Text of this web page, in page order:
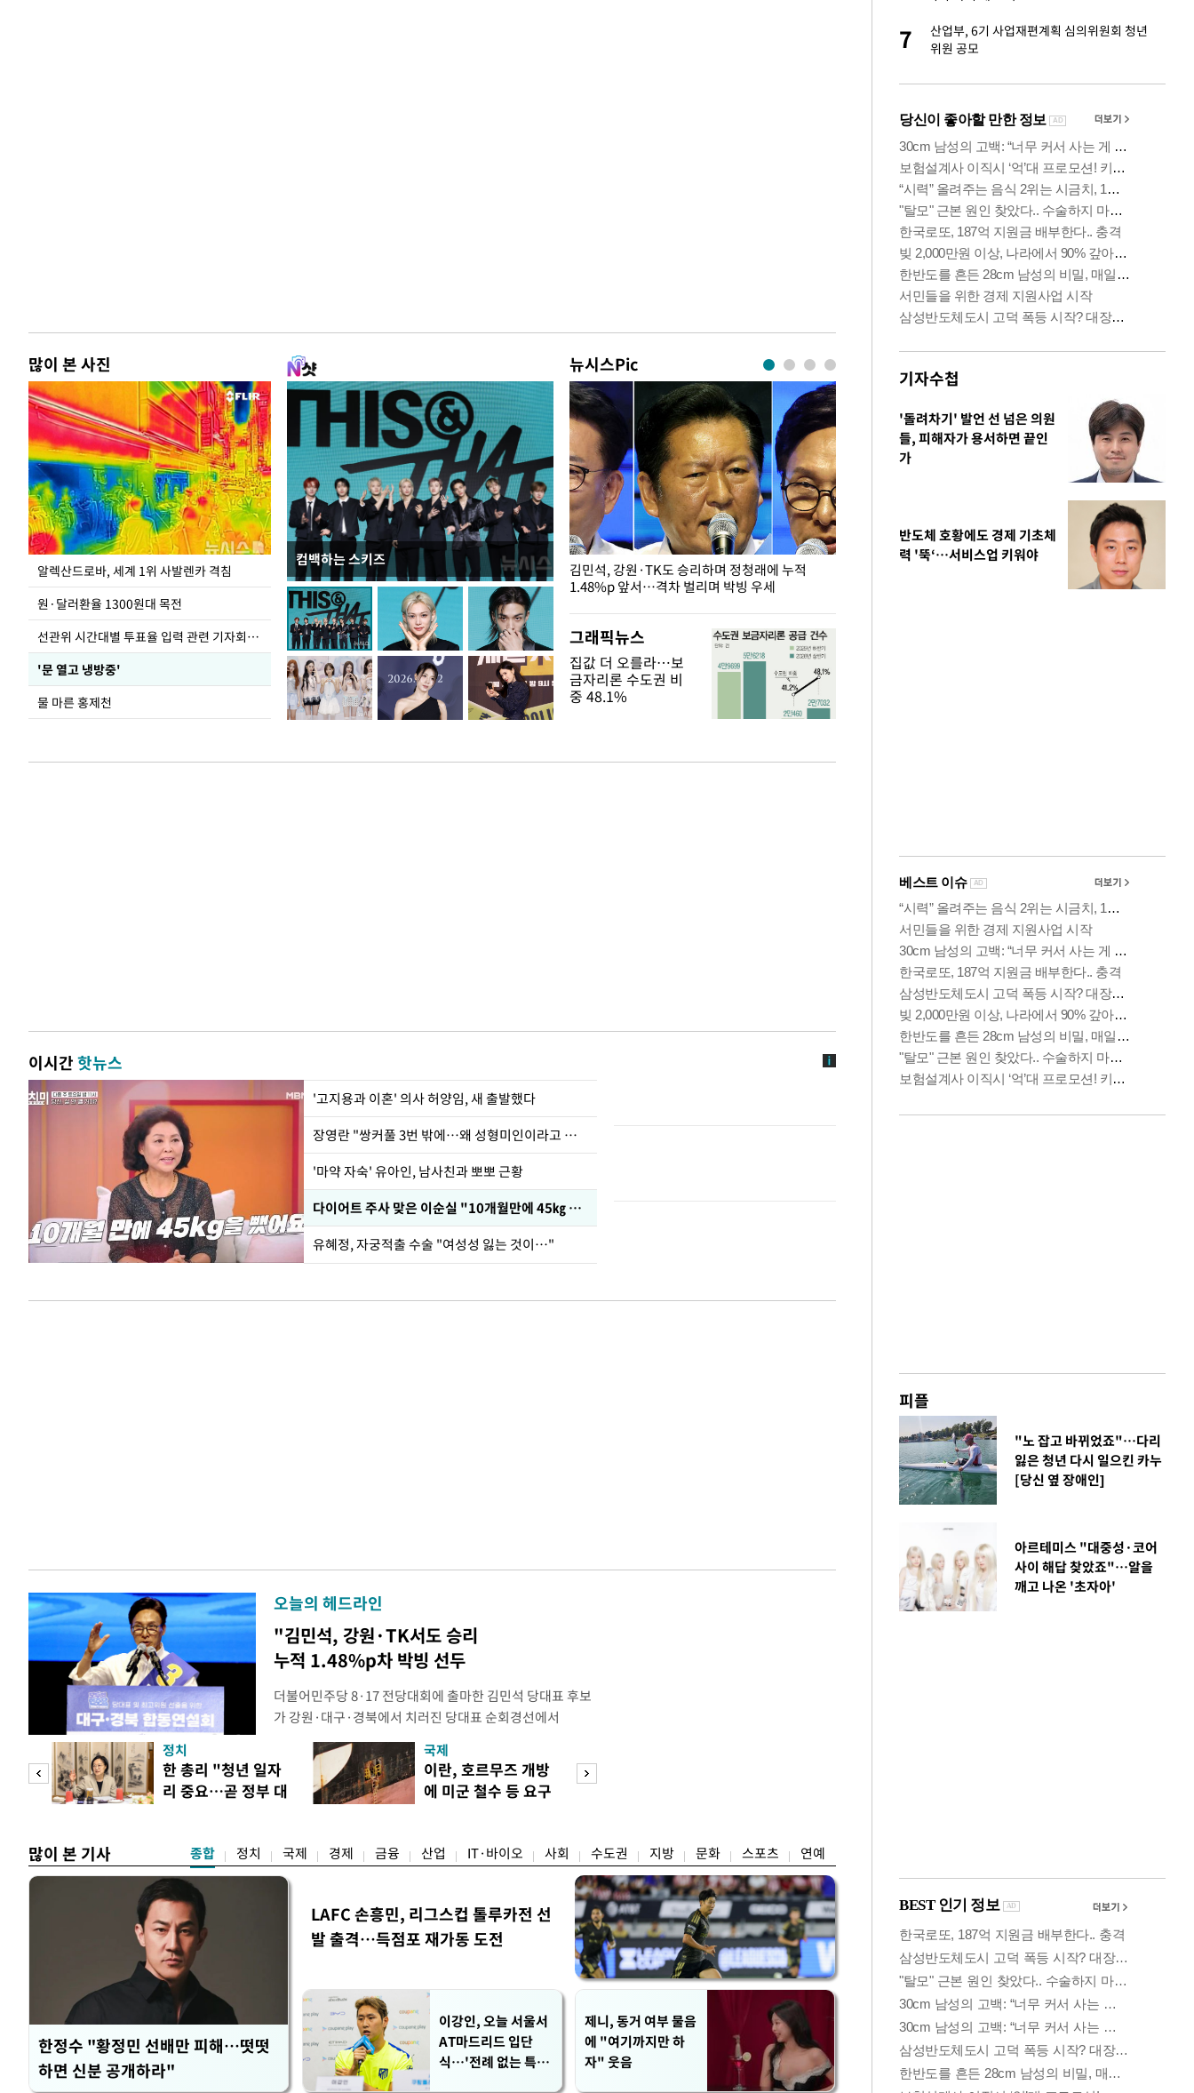
많이 본 사진
알렉산드로바, 세계 1위 사발렌카 격침
원·달러환율 1300원대 목전
선관위 시간대별 투표율 입력 관련 기자회견하는 주진우 의원
'문 열고 냉방중'
물 마른 홍제천
컴백하는 스키즈
뉴시스Pic
극한 폭염에 바닥 드러난 홍제천…물고기 떼죽음
도
김민석, 강원·TK도 승리하며 정청래에 누적
1.48%p 앞서…격차 벌리며 박빙 우세
용산·강남·서초 유휴부지까지…세제 이은 '영끌'폭염 속 주말 풍
그래픽뉴스
집값 더 오를라…보
금자리론 수도권 비
중 48.1%
이시간핫뉴스
'고지용과 이혼' 의사 허양임, 새 출발했다
장영란 "쌍커풀 3번 밖에…왜 성형미인이라고 하냐"
'마약 자숙' 유아인, 남사친과 뽀뽀 근황
다이어트 주사 맞은 이순실 "10개월만에 45㎏ 감량"
유혜정, 자궁적출 수술 "여성성 잃는 것이…"
오늘의 헤드라인
"김민석, 강원·TK서도 승리
누적 1.48%p차 박빙 선두
더불어민주당 8·17 전당대회에 출마한 김민석 당대표 후보
가 강원·대구·경북에서 치러진 당대표 순회경선에서
48.54%(1만8977표)를 얻어 상대 경쟁주자인 정청래 후보
를 1622표(4.14%p) 차로 제치고 1위를 차지했다. 전날 제주
·인천 권리당원 투표에서도 김 후보가 앞섰다. 이에 따라 누
적 합산(가중치 미반영)에서도 김 후보(46.01%)가
피
정치
한 총리 "청년 일자
리 중요…곧 정부 대
국제
이란, 호르무즈 개방
에 미군 철수 등 요구
많이 본 기사 종합 정치 국제 경제 금융 산업 IT·바이오 사회 수도권 지방 문화 스포츠 연예
한정수 "황정민 선배만 피해…떳떳
하면 신분 공개하라"
LAFC 손흥민, 리그스컵 톨루카전 선
발 출격…득점포 재가동 도전
이강인, 오늘 서울서
AT마드리드 입단
식…'전례 없는 특급
제니, 동거 여부 물음
에 "여기까지만 하
자" 웃음
7
산업부, 6기 사업재편계획 심의위원회 청년
위원 공모
기자수첩
'돌려차기' 발언 선 넘은 의원
들, 피해자가 용서하면 끝인
가
반도체 호황에도 경제 기초체
력 '뚝‘…서비스업 키워야
피플
"노 잡고 바뀌었죠"…다리
잃은 청년 다시 일으킨 카누
[당신 옆 장애인]
아르테미스 "대중성·코어
사이 해답 찾았죠"…알을
깨고 나온 '초자아'